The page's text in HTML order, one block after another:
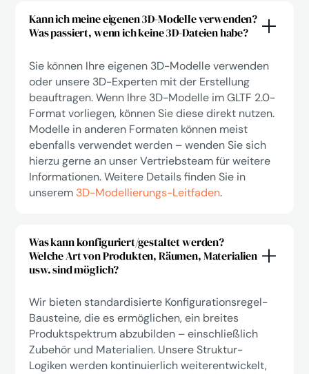
Kann ich meine eigenen 3D-Modelle verwenden?
Was passiert, wenn ich keine 3D-Dateien habe?
Sie können Ihre eigenen 3D-Modelle verwenden
oder unsere 3D-Experten mit der Erstellung
beauftragen. Wenn Ihre 3D-Modelle im GLTF 2.0-
Format vorliegen, können Sie diese direkt nutzen.
Modelle in anderen Formaten können meist
ebenfalls verwendet werden – wenden Sie sich
hierzu gerne an unser Vertriebsteam für weitere
Informationen. Weitere Details finden Sie in
unserem 3D-Modellierungs-Leitfaden.
Was kann konfiguriert/gestaltet werden?
Welche Art von Produkten, Räumen, Materialien
usw. sind möglich?
Wir bieten standardisierte Konfigurationsregel-
Bausteine, die es ermöglichen, ein breites
Produktspektrum abzubilden – einschließlich
Zubehör und Materialien. Unsere Struktur-
Logiken werden kontinuierlich weiterentwickelt,